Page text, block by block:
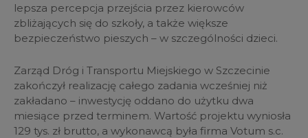
lepsza percepcja przejścia przez kierowców
zbliżających się do szkoły, a także większe
bezpieczeństwo pieszych – w szczególności dzieci.
Zarząd Dróg i Transportu Miejskiego w Szczecinie
zakończył realizację całego zadania wcześniej niż
zakładano – inwestycję oddano do użytku dwa
miesiące przed terminem. Wartość projektu wyniosła
129 tys. zł brutto, a wykonawcą była firma Votum s.c.